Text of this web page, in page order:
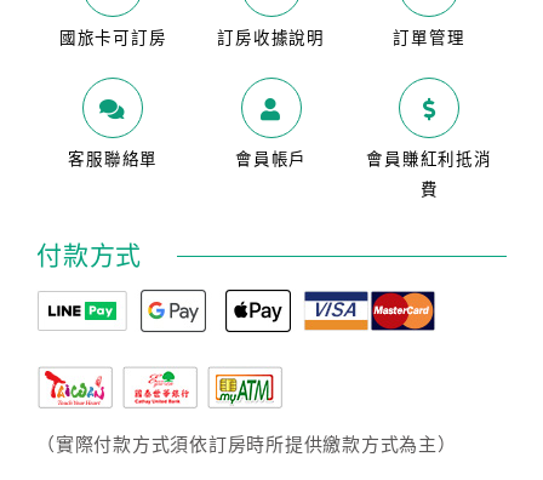
國旅卡可訂房 訂房收據說明 訂單管理
客服聯絡單 會員帳戶
會員賺紅利抵消
費
付款方式
（實際付款方式須依訂房時所提供繳款方式為主）